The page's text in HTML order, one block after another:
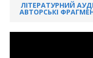
ЛІТЕРАТУРНИЙ
АВТОРСЬКІ